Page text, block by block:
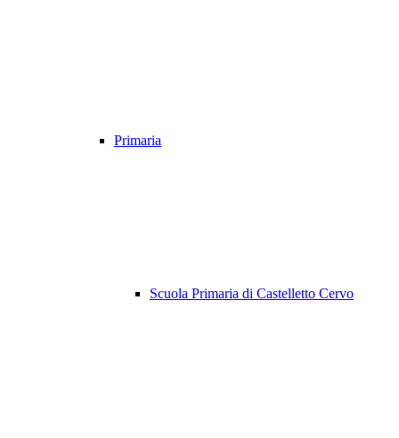
Primaria
Scuola Primaria di Castelletto Cervo